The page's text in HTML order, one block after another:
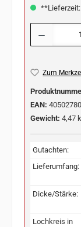
**Lieferzeit:
Produkt Anzahl:
Zum
EAN:
Gewicht: 4,47
Gutachten:
Lieferumfang:
Dicke/Stärke:
Lochkreis in